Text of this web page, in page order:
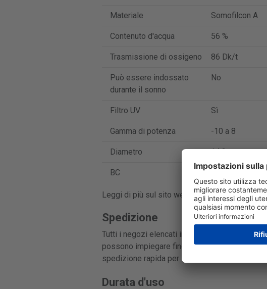
Materiale Somofilcon A
Contenuto d'acqua 56 %
Trasmissione di ossigeno 86 Dk/t
Può essere indossato
durante il sonno
No
Filtro UV Sì
Gamma di potenza -10 a 8
Diametro 14.2
BC 8.6
Leggi di più sul sito web del produttore:
Spedizione
Tutti i negozi elencati in questa pagina
possono impiegare fino a 3-7 giorni. Il tempo
spedizione rapida per lenti a contatto, ci
Durata d'uso